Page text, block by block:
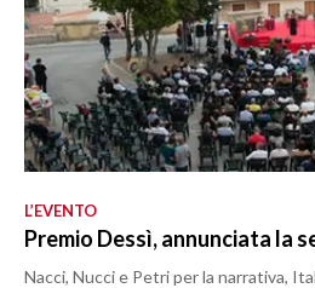
L’EVENTO
Premio Dessì, annunciata la
Nacci, Nucci e Petri per la narrativa,